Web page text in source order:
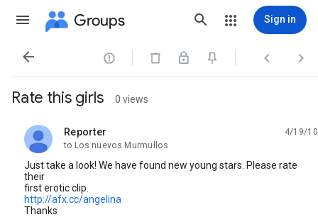
Groups Sign in
   
Rate this girls 0 views
Reporter
unread,
4/19/10
to Los nuevos Murmullos
Just take a look! We have found new young stars. Please rate
their
first erotic clip.
http://afx.cc/angelina
Thanks